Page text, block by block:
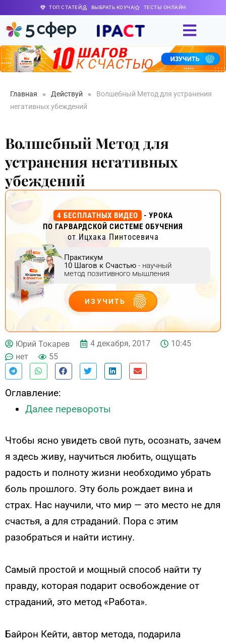
ТОП СТАТЕЙ ВЫБРАТЬ КОУЧА ТЕСТЫ ОНЛАЙН
Главная » Действуй »
Волшебный Метод для устранения
негативных убеждений
Волшебный Метод для
устранения негативных
убеждений
4 БЕСПЛАТНЫХ ВИДЕО
- УРОКА
ПО ГАРВАРДСКОЙ СИСТЕМЕ ОБУЧЕНИЯ
от Ицхака Пинтосевича
Практикум
10 Шагов к Счастью - научный
метод позитивного мышления
ИЗУЧИТЬ
ДЕЙСТВУЙ
Юрий Токарев 4 декабря, 2017
10:45
нет
55
Оглавление:
Далее перевороты
Чтобы ясно увидеть свой путь, осознать, зачем
я здесь живу, научиться любить, ощущать
радость и полноту жизни необходимо убрать
боль прошлого. Эту боль рождает вина и
страх. Нас научили, что мир — это место не для
счастья, а для страданий. Пора с этим
разобраться и найти истину.
Самый простой и мощный способ найти ту
правду, которая подарит освобождение от
страданий, это метод «Работа».
Байрон Кейти, автор метода, подарила